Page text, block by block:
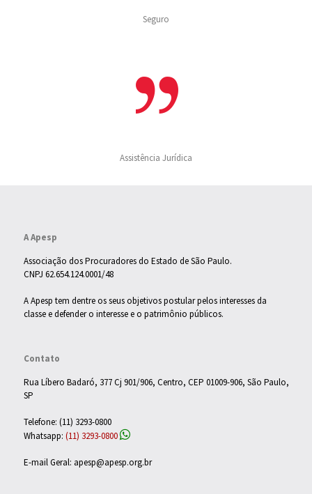
Seguro
Assistência Jurídica
A Apesp
Associação dos Procuradores do Estado de São Paulo.
CNPJ 62.654.124.0001/48
A Apesp tem dentre os seus objetivos postular pelos interesses da
classe e defender o interesse e o patrimônio públicos.
Contato
Rua Líbero Badaró, 377 Cj 901/906, Centro, CEP 01009-906, São Paulo,
SP
Telefone: (11) 3293-0800
Whatsapp: (11) 3293-0800
E-mail Geral: apesp@apesp.org.br